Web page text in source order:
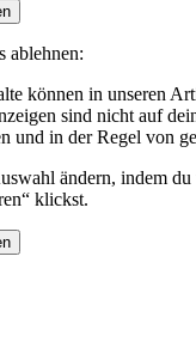
ablehnen:
können in unseren
sind nicht auf
und in der Regel von
ändern, indem
klickst.